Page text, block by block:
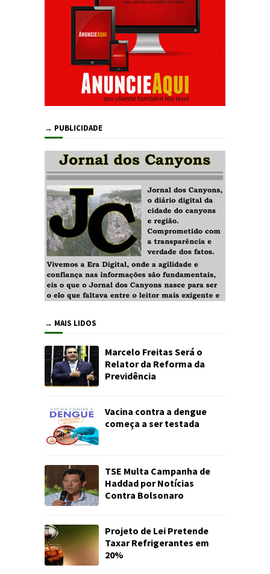
→ PUBLICIDADE
→ MAIS LIDOS
Marcelo Freitas Será o
Relator da Reforma da
Previdência
Vacina contra a dengue
começa a ser testada
TSE Multa Campanha de
Haddad por Notícias
Contra Bolsonaro
Projeto de Lei Pretende
Taxar Refrigerantes em
20%